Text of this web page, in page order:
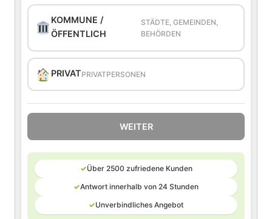
KOMMUNE /
ÖFFENTLICH
STÄDTE, GEMEINDEN,
BEHÖRDEN
PRIVATPRIVATPERSONEN
WEITER
✓Über 2500 zufriedene Kunden
✓Antwort innerhalb von 24 Stunden
✓Unverbindliches Angebot